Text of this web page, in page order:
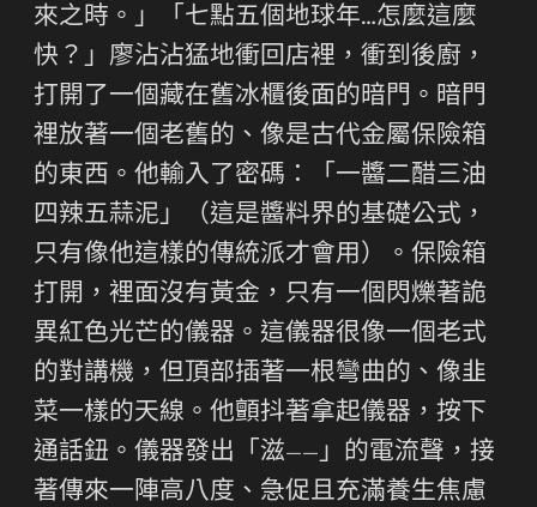
來之時。」「七點五個地球年…怎麼這麼
快？」廖沾沾猛地衝回店裡，衝到後廚，
打開了一個藏在舊冰櫃後面的暗門。暗門
裡放著一個老舊的、像是古代金屬保險箱
的東西。他輸入了密碼：「一醬二醋三油
四辣五蒜泥」（這是醬料界的基礎公式，
只有像他這樣的傳統派才會用）。保險箱
打開，裡面沒有黃金，只有一個閃爍著詭
異紅色光芒的儀器。這儀器很像一個老式
的對講機，但頂部插著一根彎曲的、像韭
菜一樣的天線。他顫抖著拿起儀器，按下
通話鈕。儀器發出「滋——」的電流聲，接
著傳來一陣高八度、急促且充滿養生焦慮